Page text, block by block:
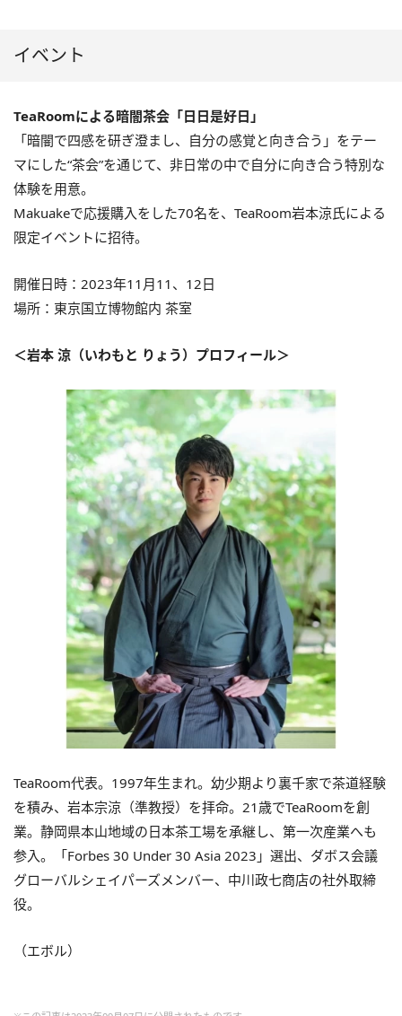
イベント
TeaRoomによる暗闇茶会「日日是好日」
「暗闇で四感を研ぎ澄まし、自分の感覚と向き合う」をテー
マにした“茶会”を通じて、非日常の中で自分に向き合う特別な
体験を用意。
Makuakeで応援購入をした70名を、TeaRoom岩本涼氏による
限定イベントに招待。
開催日時：2023年11月11、12日
場所：東京国立博物館内 茶室
＜岩本 涼（いわもと りょう）プロフィール＞
TeaRoom代表。1997年生まれ。幼少期より裏千家で茶道経験
を積み、岩本宗涼（準教授）を拝命。21歳でTeaRoomを創
業。静岡県本山地域の日本茶工場を承継し、第一次産業へも
参入。「Forbes 30 Under 30 Asia 2023」選出、ダボス会議
グローバルシェイパーズメンバー、中川政七商店の社外取締
役。
（エボル）